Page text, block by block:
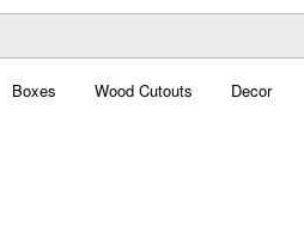
Boxes Wood Cutouts Decor